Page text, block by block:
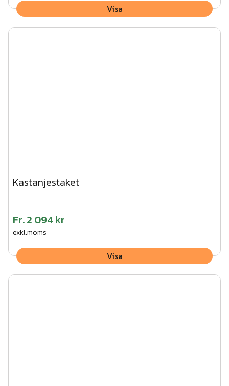
Visa
Kastanjestaket
Fr.2 094 kr
exkl.moms
Visa